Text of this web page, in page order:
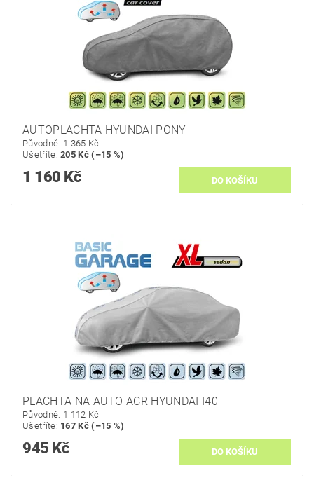
AUTOPLACHTA HYUNDAI PONY
Původně: 1 365 Kč
Ušetříte:205 Kč (–15 %)
1 160 Kč
PLACHTA NA AUTO ACR HYUNDAI I40
Původně: 1 112 Kč
Ušetříte: 167 Kč (–15 %)
945 Kč